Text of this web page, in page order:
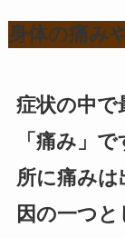
身体の痛み
症状の中で
「痛み」
所に痛み
因の一つ